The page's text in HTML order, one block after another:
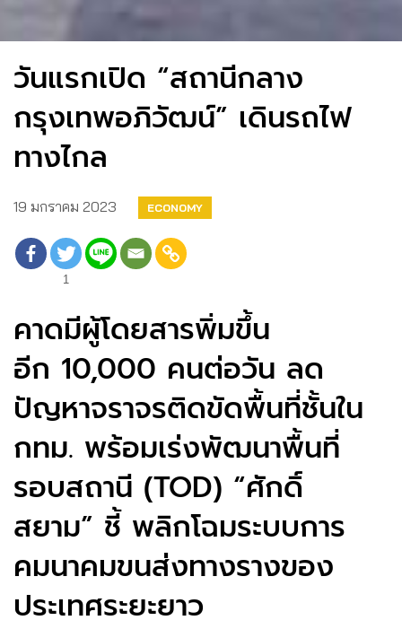
วันแรกเปิด “สถานีกลาง
กรุงเทพอภิวัฒน์” เดินรถไฟ
ทางไกล
19 มกราคม 2023 ECONOMY
1
คาดมีผู้โดยสารพิ่มขึ้น
อีก 10,000 คนต่อวัน ลด
ปัญหาจราจรติดขัดพื้นที่ชั้นใน
กทม. พร้อมเร่งพัฒนาพื้นที่
รอบสถานี (TOD) “ศักดิ์
สยาม” ชี้ พลิกโฉมระบบการ
คมนาคมขนส่งทางรางของ
ประเทศระยะยาว